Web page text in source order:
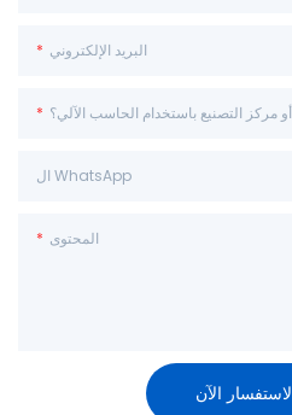
البريد الإلكتروني
مركز التصنيع باستخدام الحاسب الآلي؟
ال WhatsApp
المحتوى
الآن